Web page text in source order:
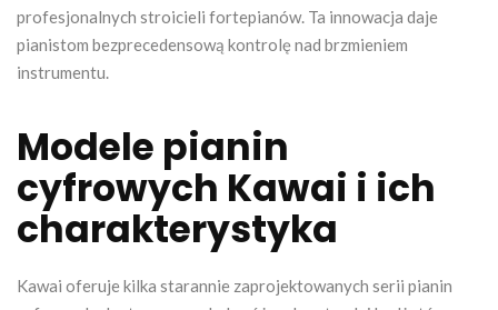
profesjonalnych stroicieli fortepianów. Ta innowacja daje
pianistom bezprecedensową kontrolę nad brzmieniem
instrumentu.
Modele pianin
cyfrowych Kawai i ich
charakterystyka
Kawai oferuje kilka starannie zaprojektowanych serii pianin